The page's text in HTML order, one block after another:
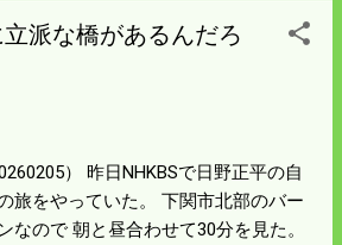
う。 一気に事務仕事を片付けよう。
派な橋があるんだろ
） 昨日NHKBSで日野正平の自
旅をやっていた。 下関市北部のバー
なので 朝と昼合わせて30分を見た。